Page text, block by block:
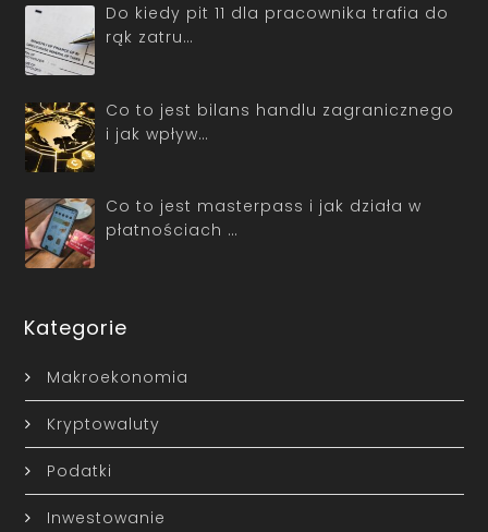
Do kiedy pit 11 dla pracownika trafia do
rąk zatru…
Co to jest bilans handlu zagranicznego
i jak wpływ…
Co to jest masterpass i jak działa w
płatnościach …
Kategorie
Makroekonomia
Kryptowaluty
Podatki
Inwestowanie